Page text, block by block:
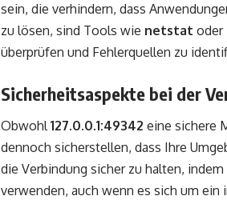
sein, die verhindern, dass
zu lösen, sind Tools wie netstat oder
überprüfen und Fehlerquellen zu
Sicherheitsaspekte bei der
Obwohl127.0.0.1:49342 eine sichere
dennoch sicherstellen, dass Ihre
die Verbindung sicher zu halten, indem
verwenden, auch wenn es sich um